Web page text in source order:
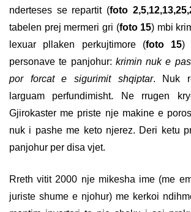
nderteses se repartit (foto
tabelen prej mermeri gri (foto 15) mbi
lexuar pllaken perkujtimore (foto 15)
personave te panjohur: krimin nuk e
por forcat e sigurimit shqiptar. Nuk
larguam perfundimisht. Ne rrugen
Gjirokaster me priste nje makine e
nuk i pashe me keto njerez. Deri ketu
panjohur per disa vjet.
Rreth vitit 2000 nje mikesha ime (me
juriste shume e njohur) me kerkoi